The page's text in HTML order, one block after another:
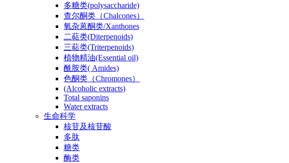
多糖类(polysaccharide)
查尔酮类（Chalcones）
氧杂蒽酮类/Xanthones
二萜类(Diterpenoids)
三萜类(Triterpenoids)
植物精油(Essential oil)
酰胺类( Amides)
色酮类（Chromones）
(Alcoholic extracts)
Total saponins
Water extracts
生命科学
核苷及核苷酸
多肽
糖类
酶类